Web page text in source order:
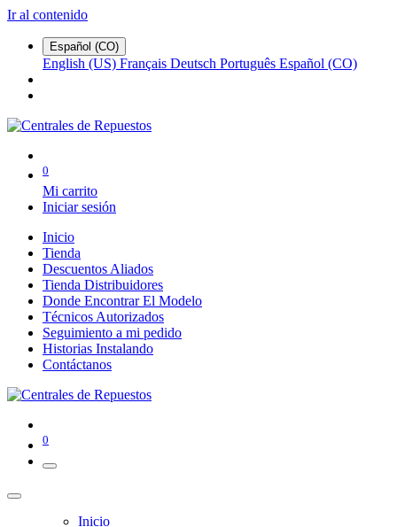
Ir al contenido
Español (CO)
English (US) Français Deutsch Português Español (CO)
0
Mi carrito
Iniciar sesión
Inicio
Tienda
Descuentos Aliados
Tienda Distribuidores
Donde Encontrar El Modelo
Técnicos Autorizados
Seguimiento a mi pedido
Historias Instalando
Contáctanos
0
Inicio